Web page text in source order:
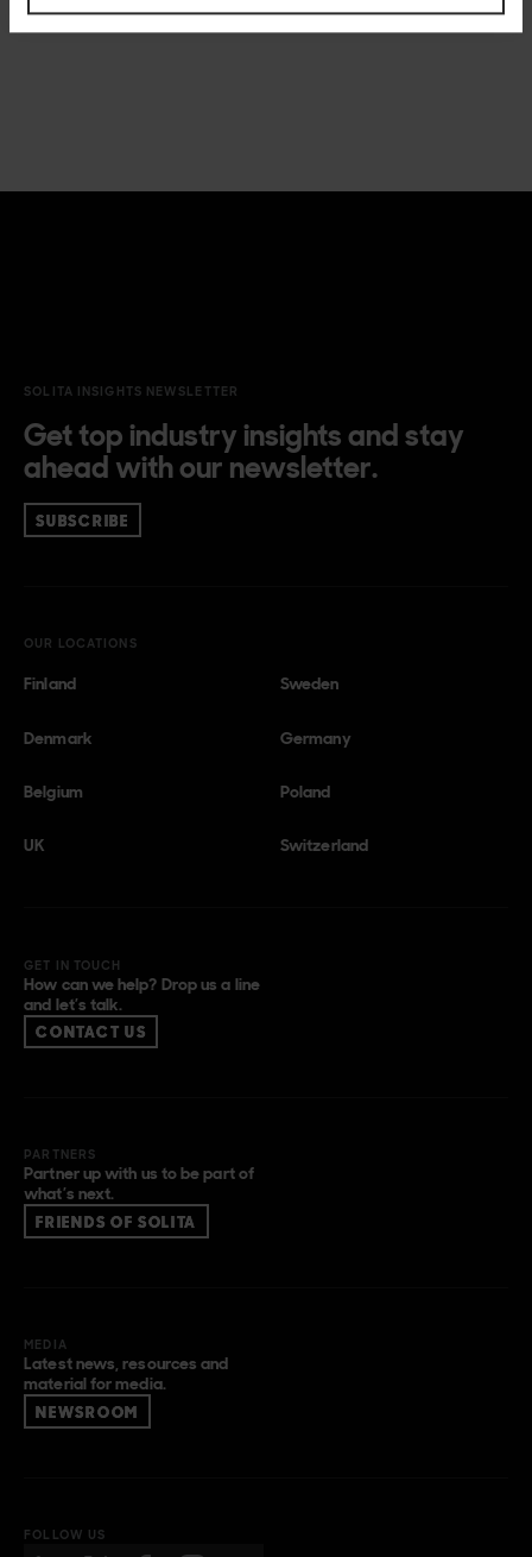
SOLITA INSIGHTS NEWSLETTER
Get top industry insights and stay
ahead with our newsletter.
SUBSCRIBE
OUR LOCATIONS
Finland Sweden
Denmark Germany
Belgium Poland
UK Switzerland
GET IN TOUCH
How can we help? Drop us a line
and let’s talk.
CONTACT US
PARTNERS
Partner up with us to be part of
what’s next.
FRIENDS OF SOLITA
MEDIA
Latest news, resources and
material for media.
NEWSROOM
FOLLOW US